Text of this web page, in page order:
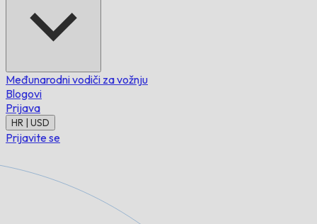
Međunarodni vodiči za vožnju
Blogovi
Prijava
HR | USD
Prijavite se